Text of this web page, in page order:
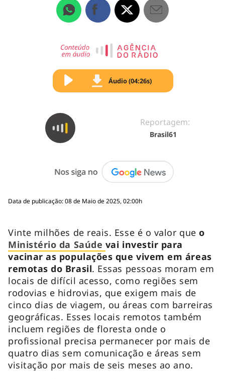
Áudio (04:26s)
Reportagem:
Brasil61
Data de publicação: 08 de Maio de 2025, 02:00h
Vinte milhões de reais. Esse é o valor queo
Ministério da Saúde vai investir para
vacinar as populações que vivem em áreas
remotas do Brasil. Essas pessoas moram em
locais de difícil acesso, como regiões sem
rodovias e hidrovias, que exigem mais de
cinco dias de viagem, ou áreas com barreiras
geográficas. Esses locais remotos também
incluem regiões de floresta onde o
profissional precisa permanecer por mais de
quatro dias sem comunicação e áreas sem
visitação por mais de seis meses ao ano.